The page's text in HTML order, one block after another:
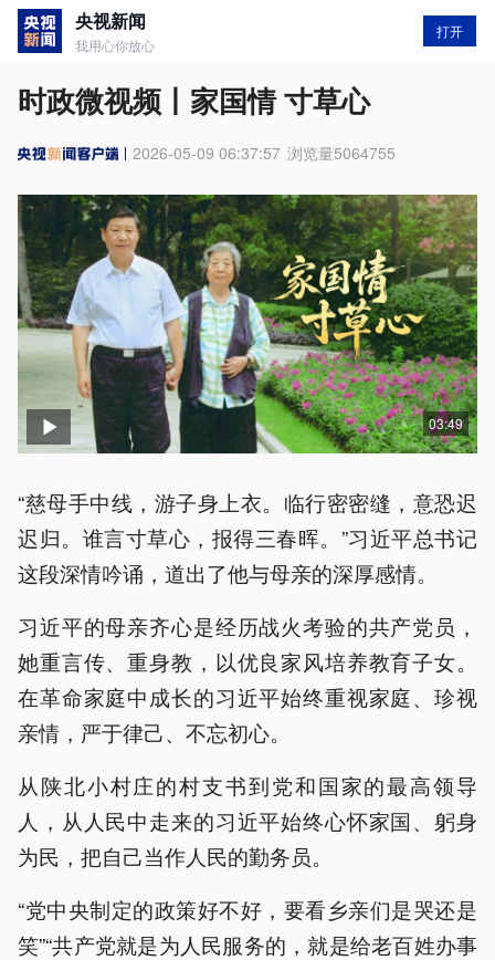
央视新闻
我用心你放心
打开
时政微视频丨家国情 寸草心
2026-05-09 06:37:57 浏览量5064755
03:49
“慈母手中线，游子身上衣。临行密密缝，意恐迟
迟归。谁言寸草心，报得三春晖。”习近平总书记
这段深情吟诵，道出了他与母亲的深厚感情。
习近平的母亲齐心是经历战火考验的共产党员，
她重言传、重身教，以优良家风培养教育子女。
在革命家庭中成长的习近平始终重视家庭、珍视
亲情，严于律己、不忘初心。
从陕北小村庄的村支书到党和国家的最高领导
人，从人民中走来的习近平始终心怀家国、躬身
为民，把自己当作人民的勤务员。
“党中央制定的政策好不好，要看乡亲们是哭还是
笑”“共产党就是为人民服务的，就是给老百姓办事